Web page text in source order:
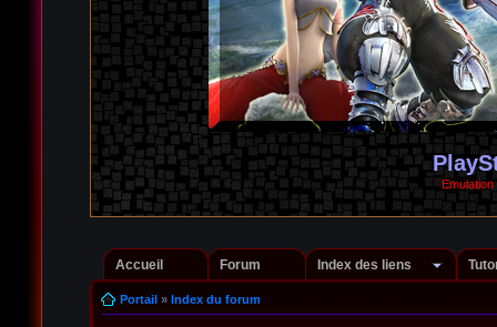
Accueil Forum Index des liens
Portail» Index du forum